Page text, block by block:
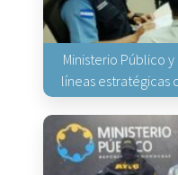
Ministerio Público
líneas estratégicas